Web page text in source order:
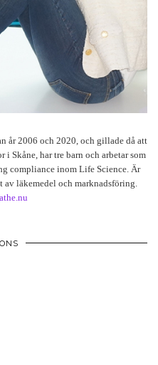
år 2006 och 2020, och gillade då att
i Skåne, har tre barn och arbetar som
compliance inom Life Science. Är
läkemedel och marknadsföring.